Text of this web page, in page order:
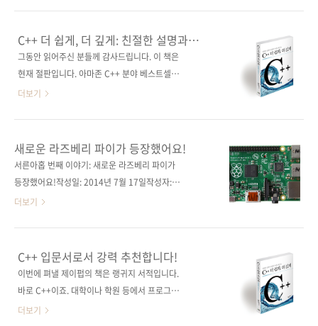
9780984782819)지은이 게일 라크만 맥도웰
(Jackie Bavaro) 옮긴이 배장열출판일 2015년
2월 26일페이지 452쪽판 형 ..
죠?" PM(Product Manager)의 실제 면접에서
쏟아지는 질문들입니다. 오늘 소개해드릴 책은
《Cracking the PM Interview》의 번역서
한 면접 멘토링》입니다. 이 책에는 위와 같은 질
문에 답하는 방법 외에도 어떻게 하면 스타트업
는지 깊이 있게 설명하고 있습니다. 모호한 역할
인 PM(제품 관리자/프로그램 관리자)이 회사마
다 어떻게 다른지, PM이 되기 위해서는 ..
C++ 더 쉽게, 더 깊게: 친절한 설명과
풍부한 예제로 배우는
그동안 읽어주신 분들께 감사드립니다. 이 책은
현재 절판입니다. 아마존 C++ 분야 베스트셀러!
C++ 입문자와 중급자를 위한 최고의 필독서! 출
9780988927803) 저자명 알렉스 알레인 역자
명 배장열 출판일 2014년 7월 23일 페이지 492
쪽 시리즈 (없음) 판 형 46배판 변형
28,000원 ISBN 978-89-94506-99-9
(93000) 키워드 C++, Code::Blocks, 객체지향
마존 도서소개 페이지 ■ 원출판사 도서소개 페
이지 관련 포스트 ■ 2014/07/..
더보기
새로운 라즈베리 파이가 등장했어요!
서른아홉 번째 이야기: 새로운 라즈베리 파이가
등장했어요!작성일: 2014년 7월 17일작성자:
배장열 안녕하세요? 근래 제이펍에서는 《리눅
해 라즈베리 파이의 운영체제인 라즈비안 리눅
스를 상세하게 다루고 있습니다. 책의 내용을 보
충하고자 지난 글에서는 라즈베리 파이의 펌웨
었습니다. 라즈비안도 6월 20일자로 업데이트되
더보기
C++ 입문서로서 강력 추천합니다!
이번에 펴낼 제이펍의 책은 랭귀지 서적입니다.
바로 C++이죠. 대학이나 학원 등에서 프로그래
밍 언어를 가르칠 때 우리나라에서는 대개 C나
더보기